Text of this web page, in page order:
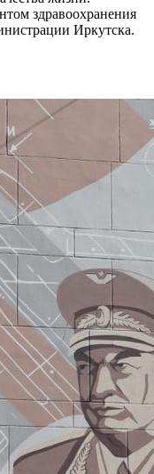
здравоохранения
Иркутска.